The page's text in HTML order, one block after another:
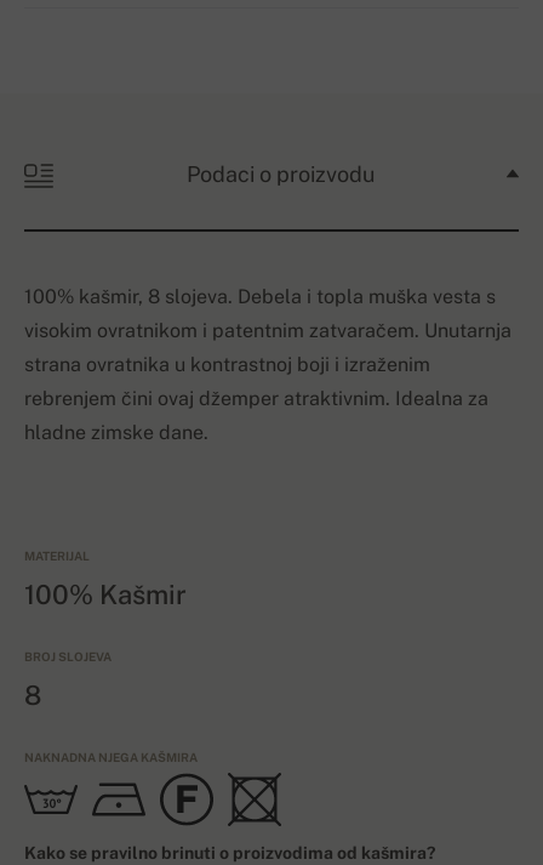
Podaci o proizvodu
100% kašmir, 8 slojeva. Debela i topla muška vesta s
visokim ovratnikom i patentnim zatvaračem. Unutarnja
strana ovratnika u kontrastnoj boji i izraženim
rebrenjem čini ovaj džemper atraktivnim. Idealna za
hladne zimske dane.
MATERIJAL
100% Kašmir
BROJ SLOJEVA
8
NAKNADNA NJEGA KAŠMIRA
Kako se pravilno brinuti o proizvodima od kašmira?